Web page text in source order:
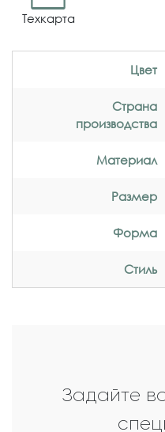
Техкарта
Цвет
Страна
производства
Материал
Размер
Форма
Стиль
Задайте